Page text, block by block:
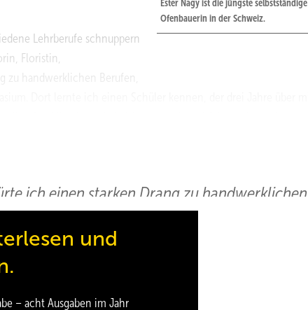
Ester Nagy ist die jüngste selbstständige
Ofenbauerin in der Schweiz.
Lehrberufe schnuppern
Floristin,
zu handwerklichen Berufen,
ich einen starken Drang zu handwerklichen
Ofenbauer kennen.«
und
– acht Ausgaben im Jahr